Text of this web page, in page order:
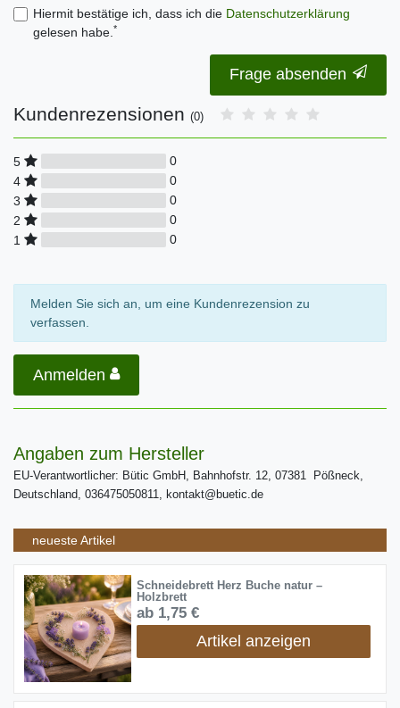
Hiermit bestätige ich, dass ich die Daten­schutz­erklärung
gelesen habe. *
Frage absenden
Kundenrezensionen (0)
5
0
4
0
3
0
2
0
1
0
Melden Sie sich an, um eine Kundenrezension zu
verfassen.
Anmelden
Angaben zum Hersteller
EU-Verantwortlicher: Bütic GmbH, Bahnhofstr. 12, 07381 Pößneck,
Deutschland, 036475050811, kontakt@buetic.de
neueste Artikel
Schneidebrett Herz Buche natur –
Holzbrett
ab 1,75 €
Artikel anzeigen